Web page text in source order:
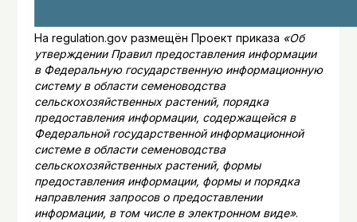
На regulation.gov размещён Проект приказа «Об
утверждении Правил предоставления информации
в Федеральную государственную информационную
систему в области семеноводства
сельскохозяйственных растений, порядка
предоставления информации, содержащейся в
Федеральной государственной информационной
системе в области семеноводства
сельскохозяйственных растений, формы
предоставления информации, формы и порядка
направления запросов о предоставлении
информации, в том числе в электронном виде».